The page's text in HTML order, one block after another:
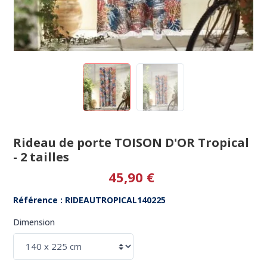
Rideau de porte TOISON D'OR Tropical
- 2 tailles
45,90 €
Référence : RIDEAUTROPICAL140225
Dimension